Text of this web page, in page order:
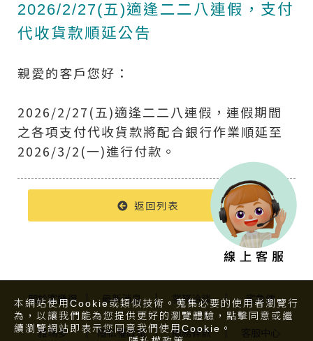
2026/2/27(五)適逢二二八連假，支付
代收貨款順延公告
親愛的客戶您好：
2026/2/27(五)適逢二二八連假，連假期間
之各項支付代收貨款將配合銀行作業順延至
2026/3/2(一)進行付款。
返回列表
關於客樂得 最新消息 業務洽談 宅急便
雅瑪多 隱私權政策 服務條款 客服中心
本網站使用Cookie或類似技術。蒐集必要的使用者瀏覽行
為，以讓我們能為您提供更好的瀏覽體驗，點擊同意或繼
續瀏覽網站即表示您同意我們使用Cookie。